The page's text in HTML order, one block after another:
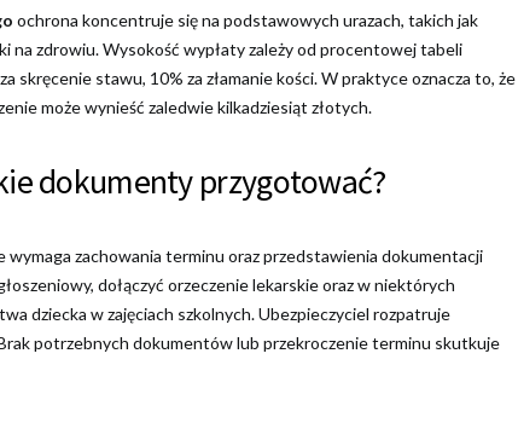
ochrona koncentruje się na podstawowych urazach, takich jak
na zdrowiu. Wysokość wypłaty zależy od procentowej tabeli
skręcenie stawu, 10% za złamanie kości. W praktyce oznacza to, że
może wynieść zaledwie kilkadziesiąt złotych.
dokumenty przygotować?
wymaga zachowania terminu oraz przedstawienia dokumentacji
dołączyć orzeczenie lekarskie oraz w niektórych
dziecka w zajęciach szkolnych. Ubezpieczyciel rozpatruje
potrzebnych dokumentów lub przekroczenie terminu skutkuje